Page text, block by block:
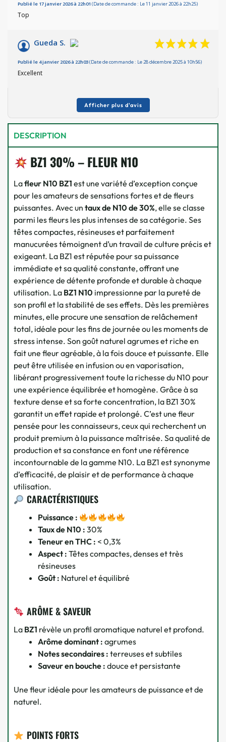
Publié le 17 janvier 2026 à 22h01 (Date de commande : Le 11 janvier 2026 à 22h25)
Top
Gueda S.
Publié le 4 janvier 2026 à 22h03(Date de commande : Le 28 décembre 2025 à 10h56)
Excellent
Afficher plus d'avis
DESCRIPTION
BZ1 30% – FLEUR N10
Lafleur N10 BZ1 est une variété d’exception conçue
pour les amateurs de sensations fortes et de fleurs
puissantes. Avec un taux de N10 de 30%, elle se classe
parmi les fleurs les plus intenses de sa catégorie. Ses
têtes compactes, résineuses et parfaitement
manucurées témoignent d’un travail de culture précis et
exigeant. La BZ1 est réputée pour sa puissance
immédiate et sa qualité constante, offrant une
expérience de détente profonde et durable à chaque
utilisation. La BZ1 N10 impressionne par la pureté de
son profil et la stabilité de ses effets. Dès les premières
minutes, elle procure une sensation de relâchement
total, idéale pour les fins de journée ou les moments de
stress intense. Son goût naturel agrumes et riche en
fait une fleur agréable, à la fois douce et puissante. Elle
peut être utilisée en infusion ou en vaporisation,
libérant progressivement toute la richesse du N10 pour
une expérience équilibrée et homogène. Grâce à sa
texture dense et sa forte concentration, la BZ1 30%
garantit un effet rapide et prolongé. C’est une fleur
pensée pour les connaisseurs, ceux qui recherchent un
produit premium à la puissance maîtrisée. Sa qualité de
production et sa constance en font une référence
incontournable de la gamme N10. La BZ1 est synonyme
d’efficacité, de plaisir et de performance à chaque
utilisation.
CARACTÉRISTIQUES
Puissance :
Taux de N10 : 30%
Teneur en THC : < 0,3%
Aspect : Têtes compactes, denses et très
résineuses
Goût : Naturel et équilibré
ARÔME & SAVEUR
La BZ1 révèle un profil aromatique naturel et profond.
Arôme dominant : agrumes
Notes secondaires : terreuses et subtiles
Saveur en bouche : douce et persistante
Une fleur idéale pour les amateurs de puissance et de
naturel.
POINTS FORTS